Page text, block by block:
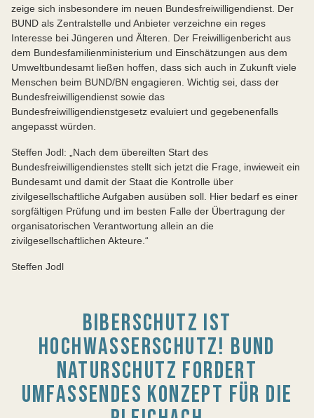
zeige sich insbesondere im neuen Bundesfreiwilligendienst. Der
BUND als Zentralstelle und Anbieter verzeichne ein reges
Interesse bei Jüngeren und Älteren. Der Freiwilligenbericht aus
dem Bundesfamilienministerium und Einschätzungen aus dem
Umweltbundesamt ließen hoffen, dass sich auch in Zukunft viele
Menschen beim BUND/BN engagieren. Wichtig sei, dass der
Bundesfreiwilligendienst sowie das
Bundesfreiwilligendienstgesetz evaluiert und gegebenenfalls
angepasst würden.
Steffen Jodl: „Nach dem übereilten Start des
Bundesfreiwilligendienstes stellt sich jetzt die Frage, inwieweit ein
Bundesamt und damit der Staat die Kontrolle über
zivilgesellschaftliche Aufgaben ausüben soll. Hier bedarf es einer
sorgfältigen Prüfung und im besten Falle der Übertragung der
organisatorischen Verantwortung allein an die
zivilgesellschaftlichen Akteure.“
Steffen Jodl
BIBERSCHUTZ IST
HOCHWASSERSCHUTZ! BUND
NATURSCHUTZ FORDERT
UMFASSENDES KONZEPT FÜR DIE